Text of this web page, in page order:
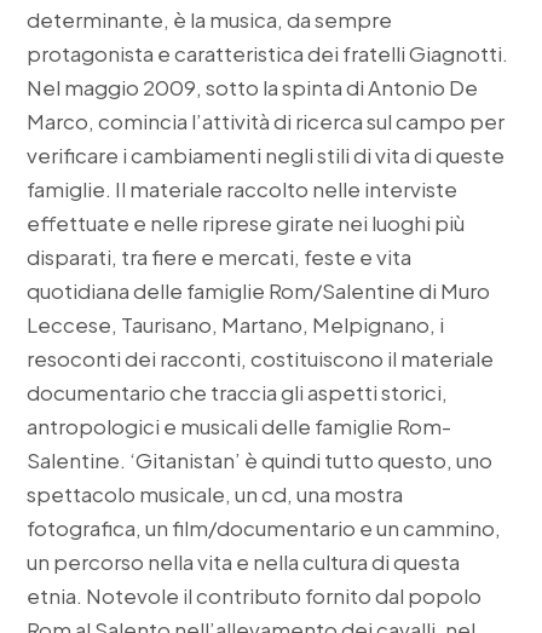
determinante, è la musica, da sempre
protagonista e caratteristica dei fratelli Giagnotti.
Nel maggio 2009, sotto la spinta di Antonio De
Marco, comincia l’attività di ricerca sul campo per
verificare i cambiamenti negli stili di vita di queste
famiglie. Il materiale raccolto nelle interviste
effettuate e nelle riprese girate nei luoghi più
disparati, tra fiere e mercati, feste e vita
quotidiana delle famiglie Rom/Salentine di Muro
Leccese, Taurisano, Martano, Melpignano, i
resoconti dei racconti, costituiscono il materiale
documentario che traccia gli aspetti storici,
antropologici e musicali delle famiglie Rom-
Salentine. ‘Gitanistan’ è quindi tutto questo, uno
spettacolo musicale, un cd, una mostra
fotografica, un film/documentario e un cammino,
un percorso nella vita e nella cultura di questa
etnia. Notevole il contributo fornito dal popolo